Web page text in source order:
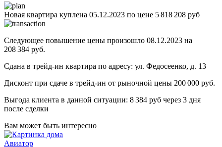
Новая квартира куплена 05.12.2023 по цене 5 818 208 руб
Следующее повышение цены произошло 08.12.2023 на
208 384 руб.
Сдана в трейд-ин квартира по адресу: ул. Федосеенко, д. 13
Дисконт при сдаче в трейд-ин от рыночной цены 200 000 руб.
Выгода клиента в данной ситуации: 8 384 руб через 3 дня
после сделки
Вам может быть интересно
Авиатор